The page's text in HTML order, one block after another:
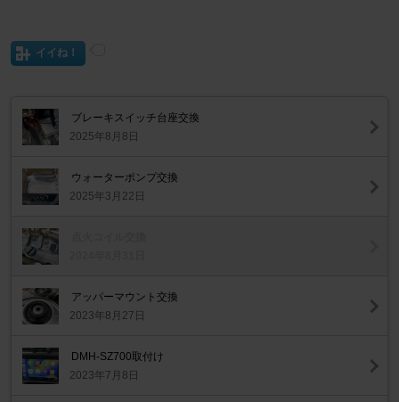
イイね！
ブレーキスイッチ台座交換
2025年8月8日
ウォーターポンプ交換
2025年3月22日
アッパーマウント交換
2023年8月27日
DMH-SZ700取付け
2023年7月8日